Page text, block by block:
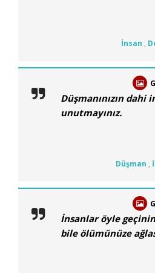
İnsan ,
Düşmanınızın dahi
unutmayınız.
Düşman ,
İnsanlar öyle
bile ölümünüze